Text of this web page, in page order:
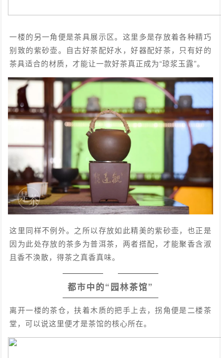
一楼的另一角便是茶具展示区。这里多是存放着各种精巧
别致的紫砂壶。自古好茶配好水，好器配好茶，只有好的
茶具适合的材质，才能让一款好茶真正成为“琼浆玉露”。
这里同样不例外。之所以存放如此精美的紫砂壶，也正是
因为此处存放的茶多为普洱茶，两者搭配，才能聚香含淑
且香不涣散，得茶之真香真味。
都市中的“园林茶馆”
离开一楼的茶仓，扶着木质的把手上去，拐角便是二楼茶
堂，可以说这里便才是茶馆的核心所在。